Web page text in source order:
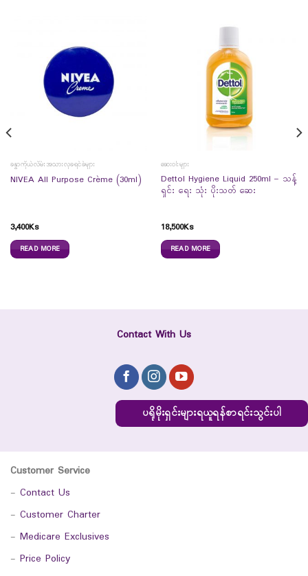
ခန္ဓာကိုယ်လိမ်းအသားလှခရင်ခ်များ
NIVEA All Purpose Crème (30ml)
3,400Ks
READ MORE
ဆေးဝါးများ
Dettol Hygiene Liquid 250ml – သန့်
ရှင်း ရေး သုံး ပိုးသတ် ဆေး
18,500Ks
READ MORE
Contact With Us
ပရိုမိုးရှင်းများရယူရန်စာရင်းသွင်းပါ
Customer Service
- Contact Us
- Customer Charter
- Medicare Exclusives
- Price Policy